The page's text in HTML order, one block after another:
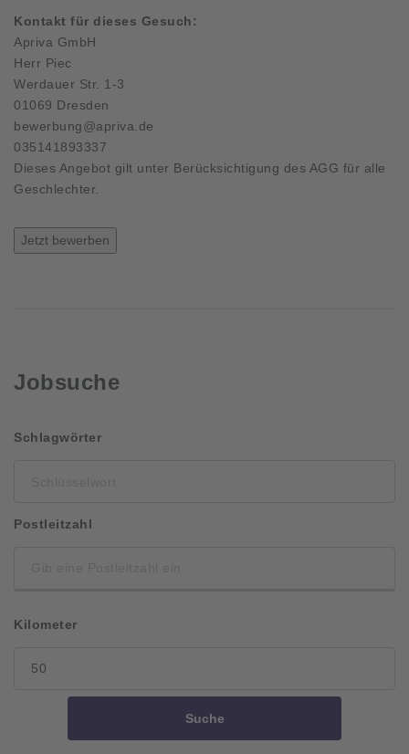
Kontakt für dieses Gesuch:
Apriva GmbH
Herr Piec
Werdauer Str. 1-3
01069 Dresden
bewerbung@apriva.de
035141893337
Dieses Angebot gilt unter Berücksichtigung des AGG für alle
Geschlechter.
Jetzt bewerben
Jobsuche
SchlagwörterSchlüsselwort
Postleitzahl
Kilometer
Suche